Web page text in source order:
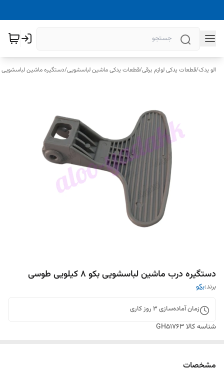
الو یدک/قطعات یدکی لوازم برقی/قطعات یدکی ماشین لباسشویی/دستگیره ماشین لباسشویی
دستگیره درب ماشین لباسشویی بکو ۸ کیلویی طوسی
برند:بکو
زمان آماده‌سازی 3 روز کاری
شناسه کالاGH51763
مشخصات